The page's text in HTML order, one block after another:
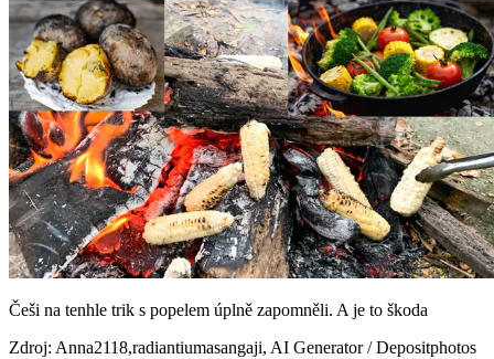
Češi na tenhle trik s popelem úplně zapomněli. A je to škoda
Zdroj: Anna2118,radiantiumasangaji, AI Generator / Depositphotos